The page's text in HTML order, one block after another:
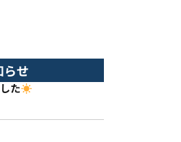
らせ
た